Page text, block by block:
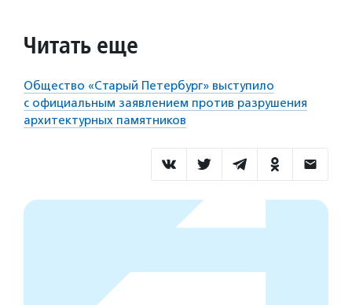
Читать еще
Общество «Старый Петербург» выступило
с официальным заявлением против разрушения
архитектурных памятников